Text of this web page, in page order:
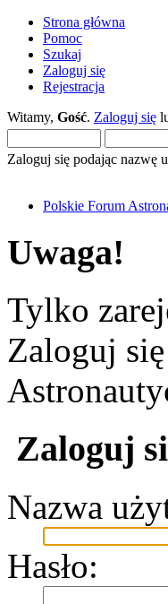
Strona główna
Pomoc
Szukaj
Zaloguj się
Rejestracja
Witamy, Gość. Zaloguj się
Zaloguj się podając nazwę
Polskie Forum
Uwaga!
Tylko
Zaloguj
Zaloguj
Nazwa
Hasło: